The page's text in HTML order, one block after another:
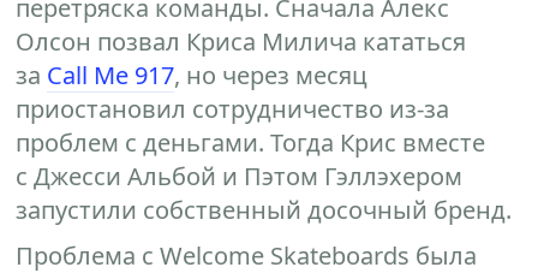
перетряска команды. Сначала Алекс
Олсон позвал Криса Милича кататься
за Call Me 917, но через месяц
приостановил сотрудничество из-за
проблем с деньгами. Тогда Крис вместе
с Джесси Альбой и Пэтом Гэллэхером
запустили собственный досочный бренд.
Проблема с Welcome Skateboards была